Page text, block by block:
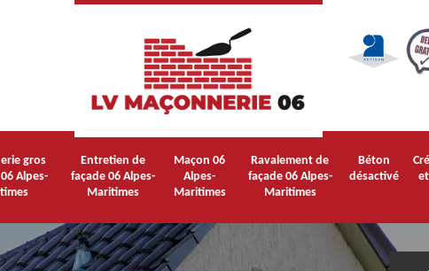
gros
Alpes-
Entretien de
façade 06 Alpes-
Maritimes
Maçon 06
Alpes-
Maritimes
Ravalement de
façade 06 Alpes-
Maritimes
Béton
désactivé